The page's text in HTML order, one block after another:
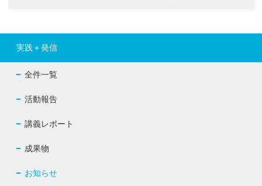
実践＋発信
全件一覧
活動報告
講義レポート
成果物
お知らせ